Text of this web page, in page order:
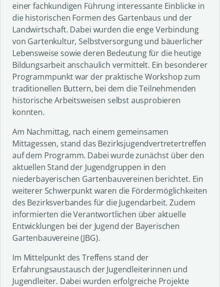
einer fachkundigen Führung interessante Einblicke in
die historischen Formen des Gartenbaus und der
Landwirtschaft. Dabei wurden die enge Verbindung
von Gartenkultur, Selbstversorgung und bäuerlicher
Lebensweise sowie deren Bedeutung für die heutige
Bildungsarbeit anschaulich vermittelt. Ein besonderer
Programmpunkt war der praktische Workshop zum
traditionellen Buttern, bei dem die Teilnehmenden
historische Arbeitsweisen selbst ausprobieren
konnten.
Am Nachmittag, nach einem gemeinsamen
Mittagessen, stand das Bezirksjugendvertretertreffen
auf dem Programm. Dabei wurde zunächst über den
aktuellen Stand der Jugendgruppen in den
niederbayerischen Gartenbauvereinen berichtet. Ein
weiterer Schwerpunkt waren die Fördermöglichkeiten
des Bezirksverbandes für die Jugendarbeit. Zudem
informierten die Verantwortlichen über aktuelle
Entwicklungen bei der Jugend der Bayerischen
Gartenbauvereine (JBG).
Im Mittelpunkt des Treffens stand der
Erfahrungsaustausch der Jugendleiterinnen und
Jugendleiter. Dabei wurden erfolgreiche Projekte